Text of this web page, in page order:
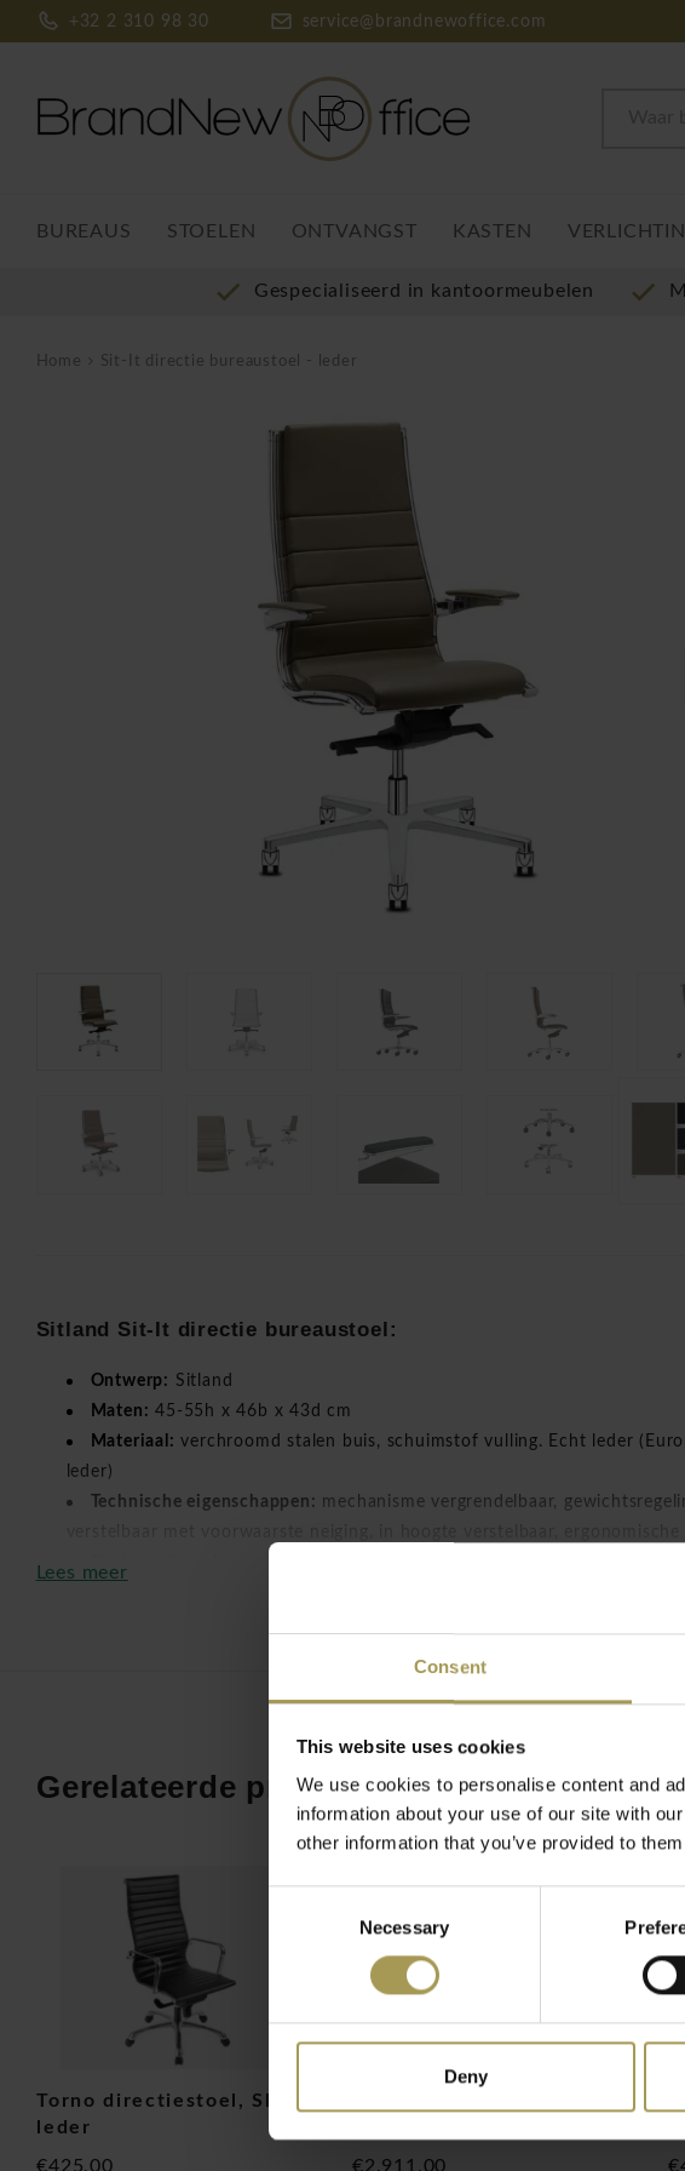
Consent
This website uses cookies
We use cookies to personalise content and
information about your use of our site with
other information that you’ve provided to
Necessary
Deny
+32 2 310 98 30 service@brandnewoffice.com
BUREAUS STOELEN ONTVANGST KASTEN
Gespecialiseerd in kantoormeubelen
Home Sit-It directie bureaustoel - leder
Sitland Sit-It directie bureaustoel:
Ontwerp: Sitland
Maten: 45-55h x 46b x 43d cm
Materiaal: verchroomd stalen buis, schuimstof vulling. Echt leder
leder)
Technische eigenschappen: mechanisme vergrendelbaar,
Directiestoelen worden vaak gebruikt door de directeur of managers binnen
Een kantoorklassieker, verkrijgbaar in de uitvoerende, management- en
die onberispelijk comfort biedt dankzij de gewatteerde kussens, gemaakt met
verschillende dichtheden. Het elegante ontwerp van de armleuningen
perfect met de zitting en kenmerkt de hele collectie.
Verfijnd design en zitcomfort: de bureaustoel in zijn
is de Sit-it bureaustoel van Sitland. Deze ergonomische bureaustoel is een
alternatief voor andere grote successen van Sitland zoals de Classic en Ice
opvallende chromen details, zitting en rugleuning met doorgestikte naden,
klassiek, prachtig gestoffeerd en ongelooflijk comfortabel.
De Sit-It directie bureaustoel met zijn basculant mechanisme waarvan de
naar voor geschoven kan worden voor een optimale zitpositie. Sit-it Classic
Lees meer
Gerelateerde producten
Torno directiestoel, Skai
leder
€425,00
€2.911,00